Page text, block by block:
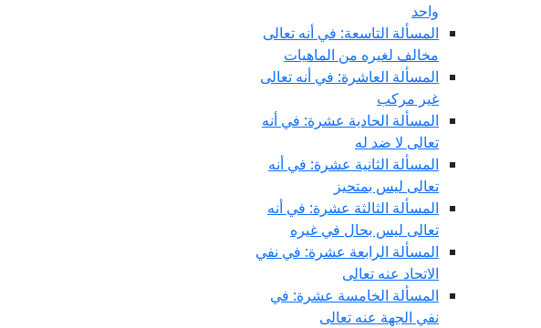
واحد
المسألة التاسعة: في أنه تعالى
مخالف لغيره من الماهيات
المسألة العاشرة: في أنه تعالى
غير مركب
المسألة الحادية عشرة: في أنه
تعالى لا ضد له
المسألة الثانية عشرة: في أنه
تعالى ليس بمتحيز
المسألة الثالثة عشرة: في أنه
تعالى ليس بحال في غيره
المسألة الرابعة عشرة: في نفي
الاتحاد عنه تعالى
المسألة الخامسة عشرة: في
نفي الجهة عنه تعالى